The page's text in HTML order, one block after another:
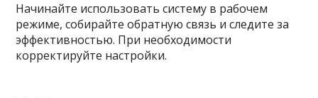
Начинайте использовать систему в рабочем
режиме, собирайте обратную связь и следите за
эффективностью. При необходимости
корректируйте настройки.